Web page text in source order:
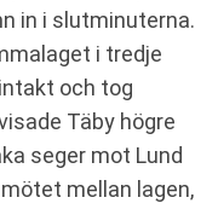
in i slutminuterna.
i tredje
och tog
Täby högre
seger mot Lund
mellan lagen,